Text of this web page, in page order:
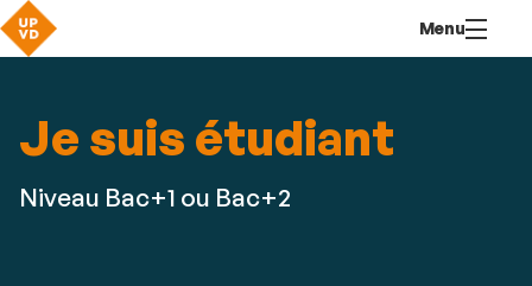
contenu
Menu
Je suis étudiant
Niveau Bac+1 ou Bac+2